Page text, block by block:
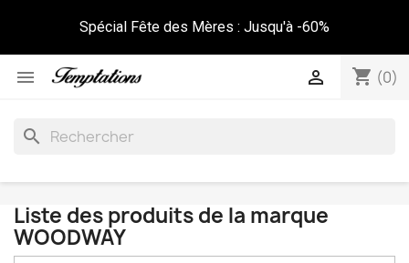
Spécial Fête des Mères : Jusqu'à -60%
 shopping_cart (0)

search
Liste des produits de la marque
WOODWAY